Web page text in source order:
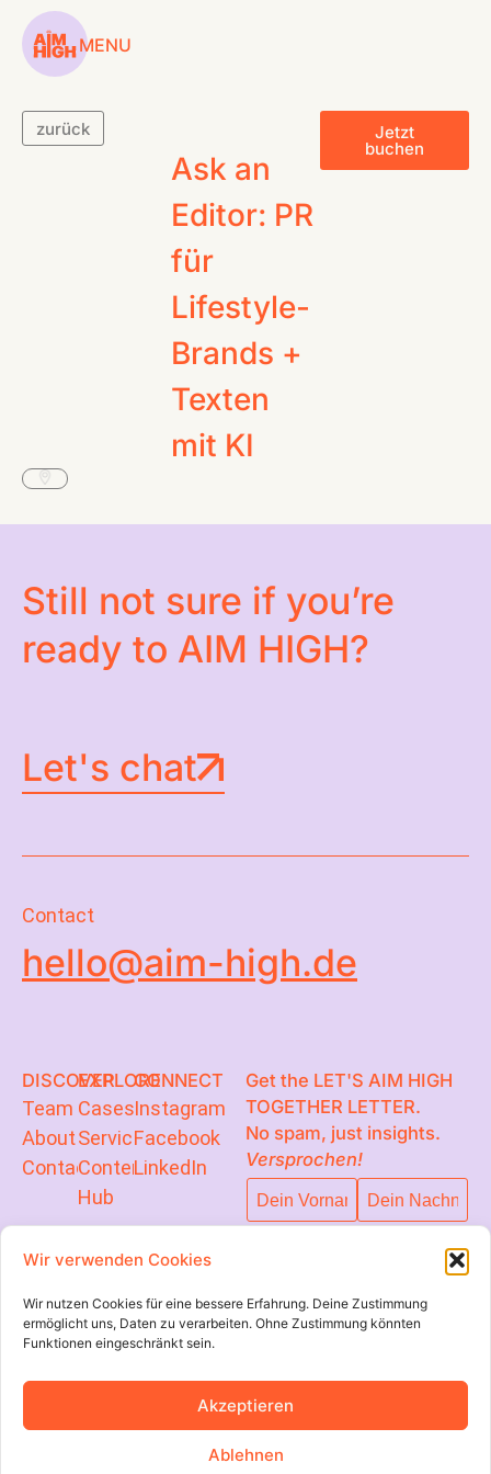
Wir verwenden Cookies
Wir nutzen Cookies für eine bessere Erfahrung. Deine Zustimmung
ermöglicht uns, Daten zu verarbeiten. Ohne Zustimmung könnten
Funktionen eingeschränkt sein.
Akzeptieren
Ablehnen
SERVICES
WORKSHOPS
COACHINGS
CONTENT HUB
ABOUT
MENU
zurück Jetzt
buchen
Ask an
Editor: PR
für
Lifestyle-
Brands +
Texten
mit KI
Still not sure if you’re
ready to AIM HIGH?
Let's chat
Contact
hello@aim-high.de
DISCOVER
Team
About
Contact
EXPLORE
Cases
Services
Content
Hub
CONNECT
Instagram
Facebook
LinkedIn
Get the LET'S AIM HIGH
TOGETHER LETTER.
No spam, just insights.
Versprochen!
GO